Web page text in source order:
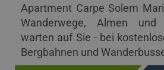
Apartment Carpe Solem
Wanderwege, Almen und
warten auf Sie - bei
Bergbahnen und